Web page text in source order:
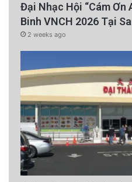
Đại Nhạc Hội “Cám Ơn
Binh VNCH 2026 Tại
2 weeks ago